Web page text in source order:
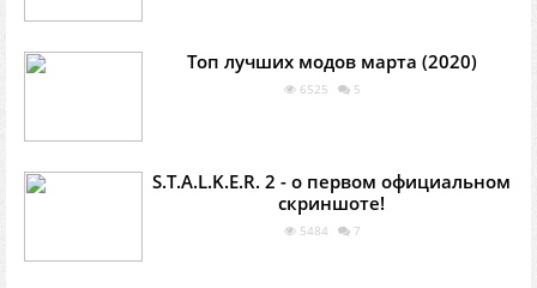
Топ лучших модов марта (2020)
6525 5
S.T.A.L.K.E.R. 2 - о первом официальном
скриншоте!
5484 7